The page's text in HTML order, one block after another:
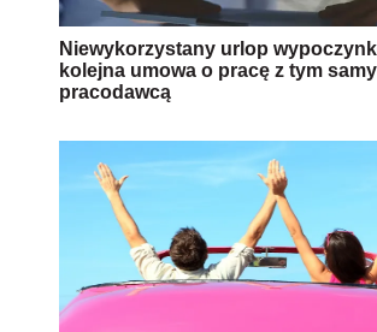
Niewykorzystany urlop
kolejna umowa o pracę z tym
pracodawcą